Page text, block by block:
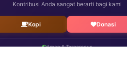
Kontribusi Anda sangat berarti bagi kami
Kopi Donasi
Aman & Terpercaya